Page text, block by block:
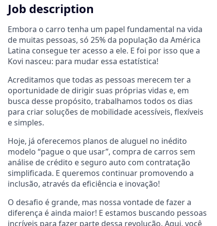
Job description
Embora o carro tenha um papel fundamental na vida
de muitas pessoas, só 25% da população da América
Latina consegue ter acesso a ele. E foi por isso que a
Kovi nasceu: para mudar essa estatística!
Acreditamos que todas as pessoas merecem ter a
oportunidade de dirigir suas próprias vidas e, em
busca desse propósito, trabalhamos todos os dias
para criar soluções de mobilidade acessíveis, flexíveis
e simples.
Hoje, já oferecemos planos de aluguel no inédito
modelo “pague o que usar”, compra de carros sem
análise de crédito e seguro auto com contratação
simplificada. E queremos continuar promovendo a
inclusão, através da eficiência e inovação!
O desafio é grande, mas nossa vontade de fazer a
diferença é ainda maior! E estamos buscando pessoas
incríveis para fazer parte dessa revolução. Aqui, você